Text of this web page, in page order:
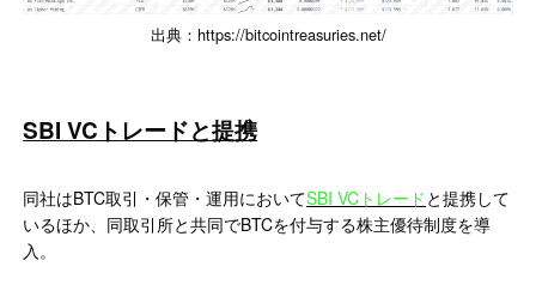
出典：https://bitcointreasuries.net/
SBI VCトレードと提携
同社はBTC取引・保管・運用においてSBI VCトレード と提携して
いるほか、同取引所と共同でBTCを付与する株主優待制度を導
入。